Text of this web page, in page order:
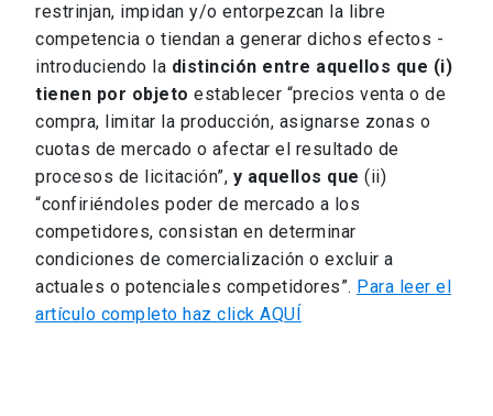
restrinjan, impidan y/o entorpezcan la libre
competencia o tiendan a generar dichos efectos -
introduciendo la distinción entre aquellos que (i)
tienen por objeto establecer “precios venta o de
compra, limitar la producción, asignarse zonas o
cuotas de mercado o afectar el resultado de
procesos de licitación”, y aquellos que (ii)
“confiriéndoles poder de mercado a los
competidores, consistan en determinar
condiciones de comercialización o excluir a
actuales o potenciales competidores”. Para leer el
artículo completo haz click AQUÍ